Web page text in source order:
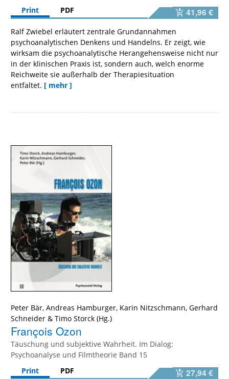
Print
PDF 41,96 €
Ralf Zwiebel erläutert zentrale Grundannahmen
psychoanalytischen Denkens und Handelns. Er zeigt, wie
wirksam die psychoanalytische Herangehensweise nicht nur
in der klinischen Praxis ist, sondern auch, welch enorme
Reichweite sie außerhalb der Therapiesituation
entfaltet. [ mehr ]
Peter Bär, Andreas Hamburger, Karin Nitzschmann, Gerhard
Schneider & Timo Storck
François Ozon
Täuschung und subjektive Wahrheit. Im Dialog:
Psychoanalyse und Filmtheorie Band 15
Print
PDF 27,94 €